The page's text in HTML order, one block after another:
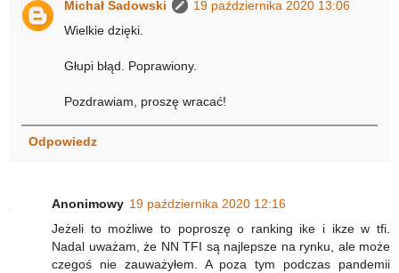
Michał Sadowski
19 października 2020 13:06
Wielkie dzięki.
Głupi błąd. Poprawiony.
Pozdrawiam, proszę wracać!
Odpowiedz
Anonimowy 19 października 2020 12:16
Jeżeli to możliwe to poproszę o ranking ike i ikze w tfi.
Nadal uważam, że NN TFI są najlepsze na rynku, ale może
czegoś nie zauważyłem. A poza tym podczas pandemii